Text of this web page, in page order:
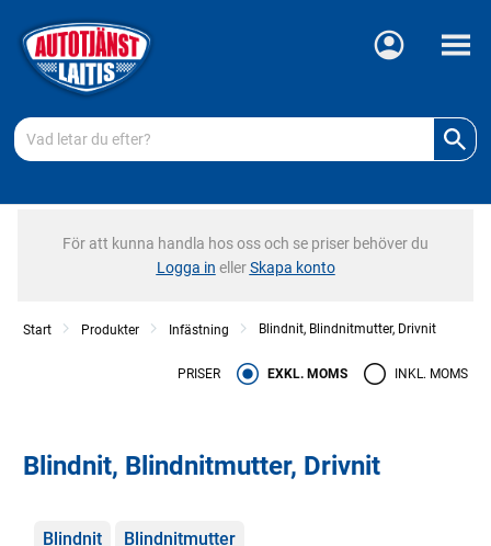
Meny
För att kunna handla hos oss och se priser behöver du
Logga in ellerSkapa konto
Start Produkter Infästning Blindnit, Blindnitmutter, Drivnit
PRISER EXKL. MOMS INKL. MOMS
Blindnit, Blindnitmutter, Drivnit
Kategorier
Blindnit Blindnitmutter